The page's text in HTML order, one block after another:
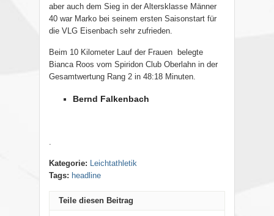
aber auch dem Sieg in der Altersklasse Männer
40 war Marko bei seinem ersten Saisonstart für
die VLG Eisenbach sehr zufrieden.
Beim 10 Kilometer Lauf der Frauen
belegte
Bianca Roos vom Spiridon Club Oberlahn in der
Gesamtwertung Rang 2 in 48:18 Minuten.
Bernd Falkenbach
.
Kategorie: Leichtathletik
Tags: headline
Teile diesen Beitrag